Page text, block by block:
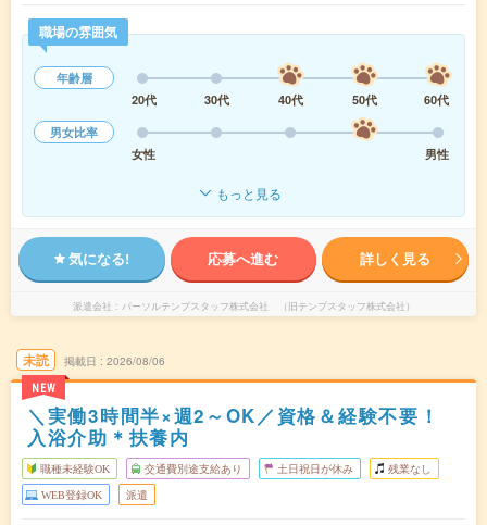
職場の雰囲気
年齢層
20代
30代 40代 50代
60代
男女比率
女性
男性
もっと見る
気になる! 応募へ進む 詳しく見る
派遣会社 パーソルテンプスタッフ株式会社 （旧テンプスタッフ株式会社）
未読
NEW
掲載日 2026/08/06
＼実働3時間半×週2～OK／資格＆経験不要！
入浴介助＊扶養内
職種未経験OK 交通費別途支給あり 土日祝日が休み 残業なし
WEB登録OK 派遣